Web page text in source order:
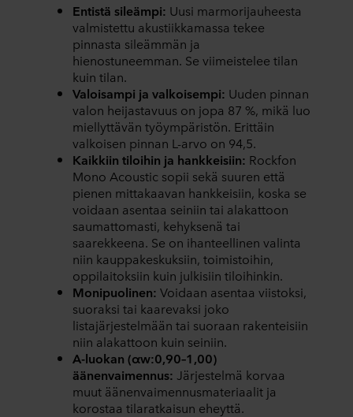
Entistä sileämpi: Uusi marmorijauheesta
valmistettu akustiikkamassa tekee
pinnasta sileämmän ja
hienostuneemman. Se viimeistelee tilan
kuin tilan.
Valoisampi ja valkoisempi: Uuden pinnan
valon heijastavuus on jopa 87 %, mikä luo
miellyttävän työympäristön. Erittäin
valkoisen pinnan L-arvo on 94,5.
Kaikkiin tiloihin ja hankkeisiin: Rockfon
Mono Acoustic sopii sekä suuren että
pienen mittakaavan hankkeisiin, koska se
voidaan asentaa seiniin tai alakattoon
saumattomasti, kehyksenä tai
saarekkeena. Se on ihanteellinen valinta
niin kauppakeskuksiin, toimistoihin,
oppilaitoksiin kuin julkisiin tiloihinkin.
Monipuolinen: Voidaan asentaa viistoksi,
suoraksi tai kaarevaksi joko
listajärjestelmään tai suoraan rakenteisiin
niin alakattoon kuin seiniin.
A-luokan (αw:0,90–1,00)
äänenvaimennus: Järjestelmä korvaa
muut äänenvaimennusmateriaalit ja
korostaa tilaratkaisun eheyttä.